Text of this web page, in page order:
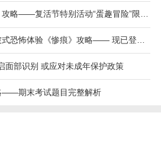
《方舟生存飞升》攻略——复活节特别活动“蛋趣冒险”限时开启，星耀DLC开放转移
毛骨悚然的新加坡式恐怖体验《惨痕》攻略—— 现已登陆Steam，限时9折优惠
面部识别 或应对未成年保护政策
——期末考试题目完整解析